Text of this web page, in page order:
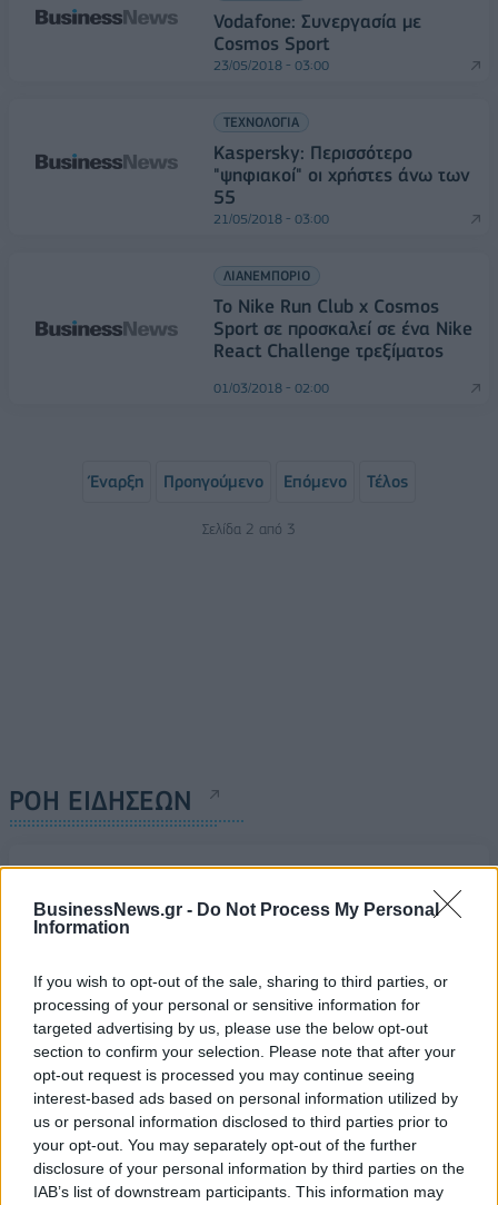
BusinessNews.gr - Do Not Process My Personal
Information
If you wish to opt-out of the sale, sharing to third parties, or
processing of your personal or sensitive information for
targeted advertising by us, please use the below opt-out
section to confirm your selection. Please note that after your
opt-out request is processed you may continue seeing
interest-based ads based on personal information utilized by
us or personal information disclosed to third parties prior to
your opt-out. You may separately opt-out of the further
disclosure of your personal information by third parties on the
IAB’s list of downstream participants. This information may
Vodafone: Συνεργασία με
Cosmos Sport
23/05/2018 - 03:00
ΤΕΧΝΟΛΟΓΙΑ
Kaspersky: Περισσότερο
"ψηφιακοί" οι χρήστες άνω των
55
21/05/2018 - 03:00
ΛΙΑΝΕΜΠΟΡΙΟ
Το Nike Run Club x Cosmos
Sport σε προσκαλεί σε ένα Nike
React Challenge τρεξίματος
01/03/2018 - 02:00
Έναρξη Προηγούμενο Επόμενο Τέλος
Σελίδα 2 από 3
ΡΟΗ ΕΙΔΗΣΕΩΝ
Κορυφώνεται η έξοδος του Αυγούστου – Πάνω από
λιμάνια της Αττικής
Δυτική Αττική: Η επόμενη ημέρα μετά τις πυρκαγιές
– Τα έργα Antinero και η «μάχη» πριν από τις
βροχές
08/08/2026 - 14:08 ΕΛΛΑΔΑ
Ειδικό Χωροταξικό για τον Τουρισμό: Οι νέοι
κανόνες για επενδύσεις, νησιά και προορισμούς υπό
πίεση
08/08/2026 - 13:21 ΤΟΥΡΙΣΜΟΣ